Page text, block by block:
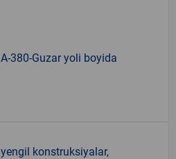
A-380-Guzar yoli boyida
yengil konstruksiyalar,